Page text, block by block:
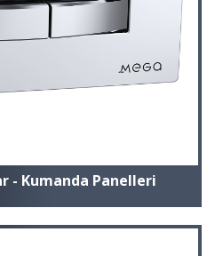
- Kumanda Panelleri